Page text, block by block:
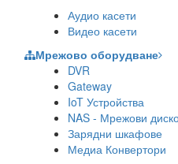
Аудио касети
Видео касети
Мрежово оборудване
DVR
Gateway
IoT Устройства
NAS - Мрежови
Зарядни шкафове
Медиа Конвертори